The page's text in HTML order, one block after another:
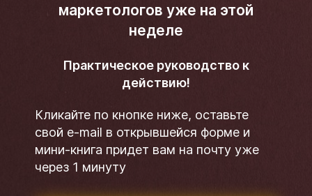
маркетологов уже на этой
неделе
Практическое руководство к
действию!
Кликайте по кнопке ниже, оставьте
свой e-mail в открывшейся форме и
мини-книга придет вам на почту уже
через 1 минуту